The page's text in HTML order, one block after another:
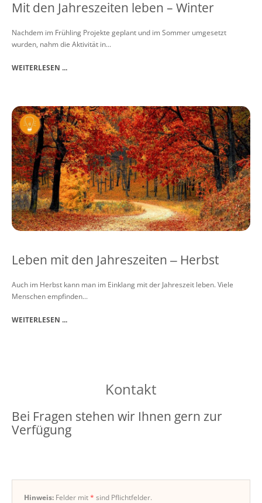
Mit den Jahreszeiten leben – Winter
Nachdem im Frühling Projekte geplant und im Sommer umgesetzt
wurden, nahm die Aktivität in...
WEITERLESEN ...
Leben mit den Jahreszeiten ‒ Herbst
Auch im Herbst kann man im Einklang mit der Jahreszeit leben. Viele
Menschen empfinden...
WEITERLESEN ...
Kontakt
Bei Fragen stehen wir Ihnen gern zur
Verfügung
Hinweis: Felder mit* sind Pflichtfelder.